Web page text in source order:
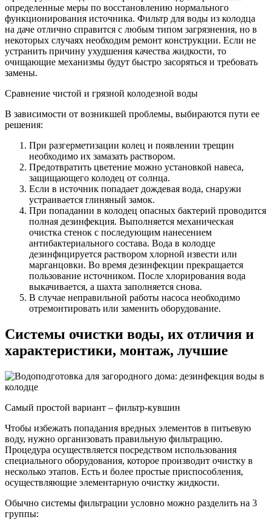
определенные меры по восстановлению нормального
функционирования источника. Фильтр для воды из колодца
на даче отлично справится с любым типом загрязнения, но в
некоторых случаях необходим ремонт конструкции. Если не
устранить причину ухудшения качества жидкости, то
очищающие механизмы будут быстро засоряться и требовать
замены.
Сравнение чистой и грязной колодезной воды
В зависимости от возникшей проблемы, выбираются пути ее
решения:
При разгерметизации колец и появлении трещин
необходимо их замазать раствором.
Предотвратить цветение можно установкой навеса,
защищающего колодец от солнца.
Если в источник попадает дождевая вода, снаружи
устраивается глиняный замок.
При попадании в колодец опасных бактерий проводится
полная дезинфекция. Выполняется механическая
очистка стенок с последующим нанесением
антибактериального состава. Вода в колодце
дезинфицируется раствором хлорной извести или
марганцовки. Во время дезинфекции прекращается
пользование источником. После хлорирования вода
выкачивается, а шахта заполняется снова.
В случае неправильной работы насоса необходимо
отремонтировать или заменить оборудование.
Системы очистки воды, их отличия и
характеристики, монтаж, лучшие
Самый простой вариант – фильтр-кувшин
Чтобы избежать попадания вредных элементов в питьевую
воду, нужно организовать правильную фильтрацию.
Процедура осуществляется посредством использования
специального оборудования, которое производит очистку в
несколько этапов. Есть и более простые приспособления,
осуществляющие элементарную очистку жидкости.
Обычно системы фильтрации условно можно разделить на 3
группы: